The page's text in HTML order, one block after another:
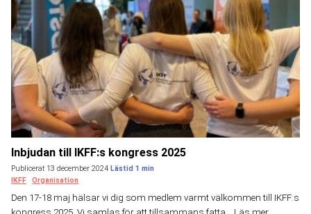
Inbjudan till IKFF:s kongress 2025
Publicerat 13 december 2024
IKFF
Organisation
Den 17-18 maj hälsar vi dig som medlem varmt välkommen till IKFF:s